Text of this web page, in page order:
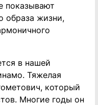
показывают
образа жизни,
в нашей
Тяжелая
который
Многие годы он